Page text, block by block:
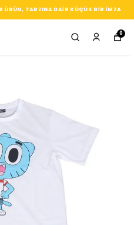
DAIR KÜÇÜK BIR IMZA
0